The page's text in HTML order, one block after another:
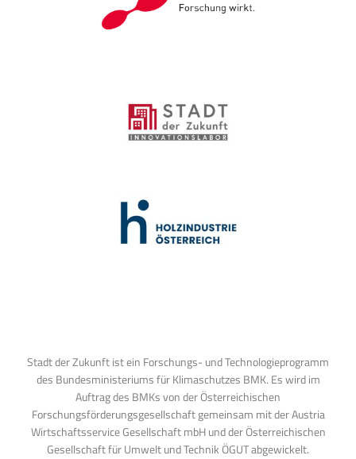
Stadt der Zukunft ist ein Forschungs- und Technologieprogramm
des Bundesministeriums für Klimaschutzes BMK. Es wird im
Auftrag des BMKs von der Österreichischen
Forschungsförderungsgesellschaft gemeinsam mit der Austria
Wirtschaftsservice Gesellschaft mbH und der Österreichischen
Gesellschaft für Umwelt und Technik ÖGUT abgewickelt.